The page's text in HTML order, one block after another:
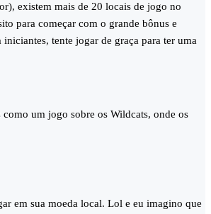
existem mais de 20 locais de jogo no
para começar com o grande bônus e
tente jogar de graça para ter uma
um jogo sobre os Wildcats, onde os
em sua moeda local. Lol e eu imagino que